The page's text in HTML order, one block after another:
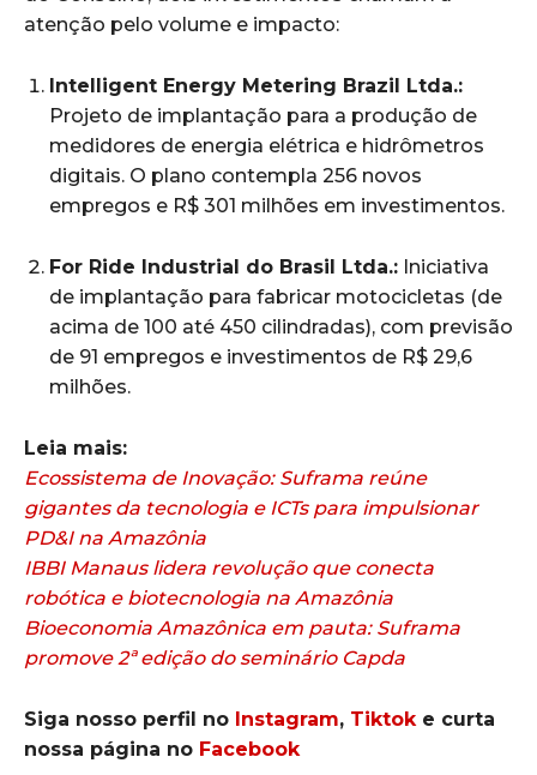
atenção pelo volume e impacto:
Intelligent Energy Metering Brazil Ltda.:
Projeto de implantação para a produção de
medidores de energia elétrica e hidrômetros
digitais. O plano contempla 256 novos
empregos e R$ 301 milhões em investimentos.
For Ride Industrial do Brasil Ltda.: Iniciativa
de implantação para fabricar motocicletas (de
acima de 100 até 450 cilindradas), com previsão
de 91 empregos e investimentos de R$ 29,6
milhões.
Leia mais:
Ecossistema de Inovação: Suframa reúne
gigantes da tecnologia e ICTs para impulsionar
PD&I na Amazônia
IBBI Manaus lidera revolução que conecta
robótica e biotecnologia na Amazônia
Bioeconomia Amazônica em pauta: Suframa
promove 2ª edição do seminário Capda
Siga nosso perfil no Instagram, Tiktok e curta
nossa página no Facebook